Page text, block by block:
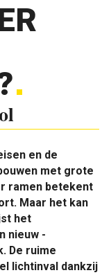
en de
met grote
ramen betekent
Maar het kan
het
nieuw
De ruime
lichtinval dankzij